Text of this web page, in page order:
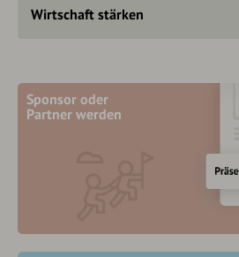
Wirtschaft stärken
Sponsor oder
Partner werden